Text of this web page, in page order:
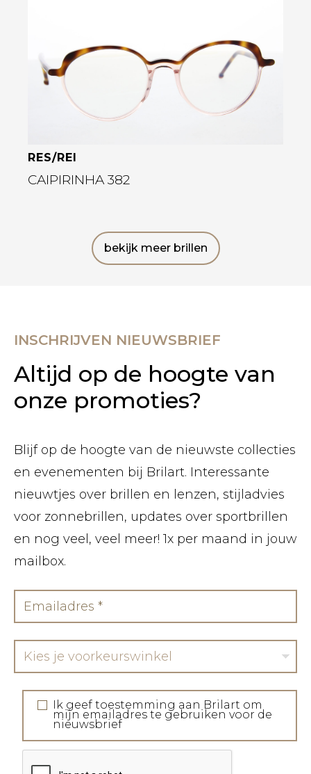
RES/REI
CAIPIRINHA 382
bekijk meer brillen
INSCHRIJVEN NIEUWSBRIEF
Altijd op de hoogte van
onze promoties?
Blijf op de hoogte van de nieuwste collecties
en evenementen bij Brilart. Interessante
nieuwtjes over brillen en lenzen, stijladvies
voor zonnebrillen, updates over sportbrillen
en nog veel, veel meer! 1x per maand in jouw
mailbox.
Kies je voorkeurswinkel
Ik geef toestemming aan Brilart om
mijn emailadres te gebruiken voor de
nieuwsbrief